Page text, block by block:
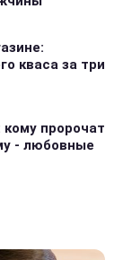
кваса за три
пророчат
- любовные